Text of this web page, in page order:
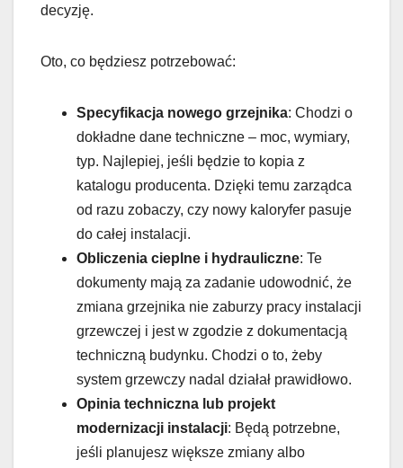
decyzję.
Oto, co będziesz potrzebować:
Specyfikacja nowego grzejnika: Chodzi o
dokładne dane techniczne – moc, wymiary,
typ. Najlepiej, jeśli będzie to kopia z
katalogu producenta. Dzięki temu zarządca
od razu zobaczy, czy nowy kaloryfer pasuje
do całej instalacji.
Obliczenia cieplne i hydrauliczne: Te
dokumenty mają za zadanie udowodnić, że
zmiana grzejnika nie zaburzy pracy instalacji
grzewczej i jest w zgodzie z dokumentacją
techniczną budynku. Chodzi o to, żeby
system grzewczy nadal działał prawidłowo.
Opinia techniczna lub projekt
modernizacji instalacji: Będą potrzebne,
jeśli planujesz większe zmiany albo